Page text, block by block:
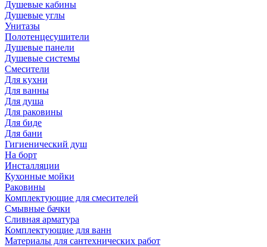
Душевые кабины
Душевые углы
Унитазы
Полотенцесушители
Душевые панели
Душевые системы
Смесители
Для кухни
Для ванны
Для душа
Для раковины
Для биде
Для бани
Гигиенический душ
На борт
Инсталляции
Кухонные мойки
Раковины
Комплектующие для смесителей
Смывные бачки
Сливная арматура
Комплектующие для ванн
Материалы для сантехнических работ